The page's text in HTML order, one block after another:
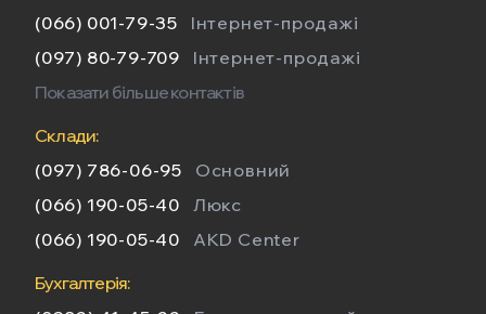
(066) 001-79-35
Інтернет-продажі
(097) 80-79-709
Інтернет-продажі
Показати більше контактів
Склади:
(097) 786-06-95
Основний
(066) 190-05-40
Люкс
(066) 190-05-40
AKD Center
Бухгалтерія: